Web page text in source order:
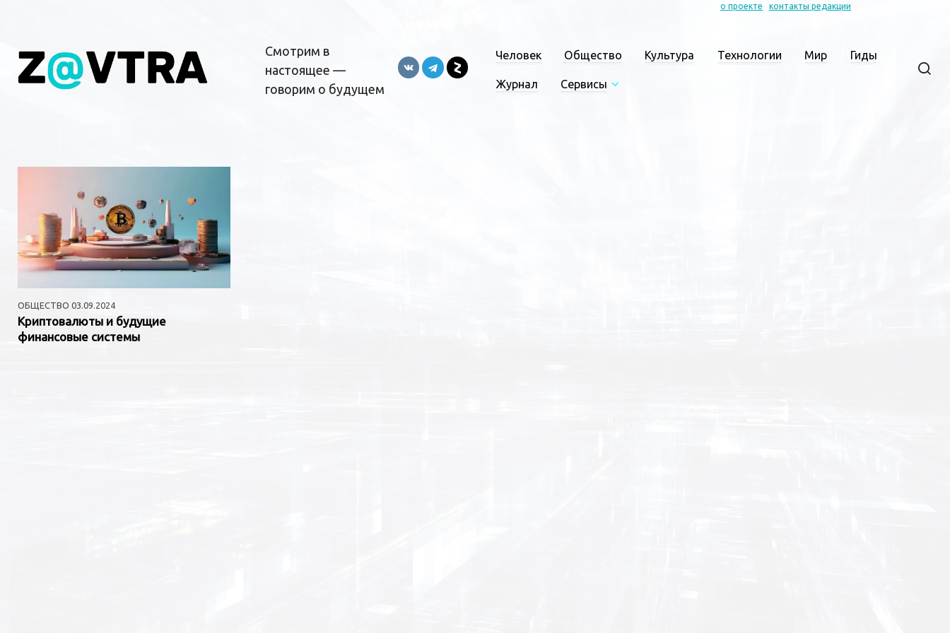
о проекте контакты редакции
Смотрим в
настоящее —
говорим о будущем
Человек Общество Культура Технологии Мир Гиды
Журнал Сервисы
ОБЩЕСТВО 03.09.2024
Криптовалюты и будущие
финансовые системы